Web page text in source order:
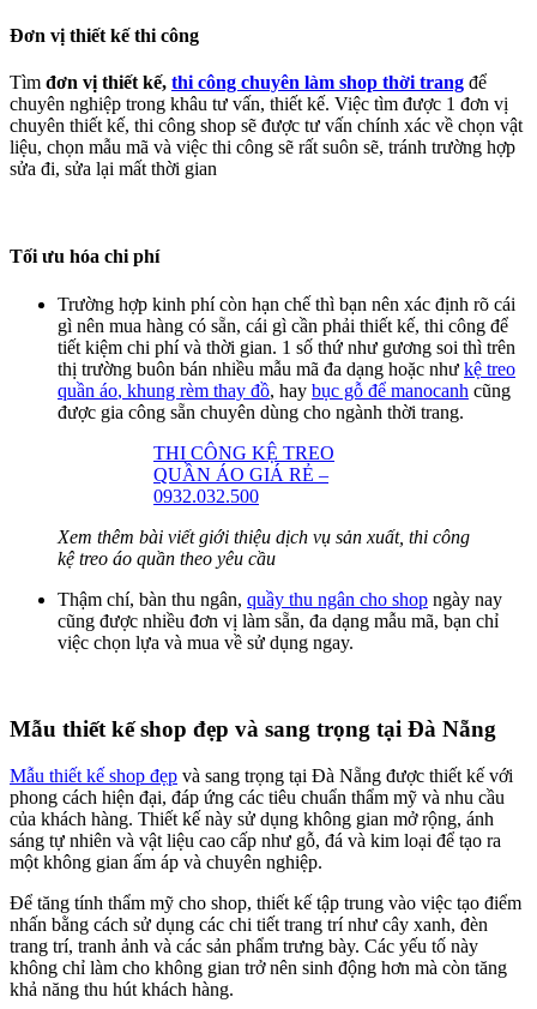
Đơn vị thiết kế thi công
Tìm đơn vị thiết kế, thi công chuyên làm shop thời trang để
chuyên nghiệp trong khâu tư vấn, thiết kế. Việc tìm được 1 đơn vị
chuyên thiết kế, thi công shop sẽ được tư vấn chính xác về chọn vật
liệu, chọn mẫu mã và việc thi công sẽ rất suôn sẽ, tránh trường hợp
sửa đi, sửa lại mất thời gian
Tối ưu hóa chi phí
Trường hợp kinh phí còn hạn chế thì bạn nên xác định rõ cái
gì nên mua hàng có sẵn, cái gì cần phải thiết kế, thi công để
tiết kiệm chi phí và thời gian. 1 số thứ như gương soi thì trên
thị trường buôn bán nhiều mẫu mã đa dạng hoặc như kệ treo
quần áo, khung rèm thay đồ, hay bục gỗ để manocanh cũng
được gia công sẵn chuyên dùng cho ngành thời trang.
THI CÔNG KỆ TREO
QUẦN ÁO GIÁ RẺ –
0932.032.500
Xem thêm bài viết giới thiệu dịch vụ sản xuất, thi công
kệ treo áo quần theo yêu cầu
Thậm chí, bàn thu ngân, quầy thu ngân cho shop ngày nay
cũng được nhiều đơn vị làm sẵn, đa dạng mẫu mã, bạn chỉ
việc chọn lựa và mua về sử dụng ngay.
Mẫu thiết kế shop đẹp và sang trọng tại Đà Nẵng
Mẫu thiết kế shop đẹp và sang trọng tại Đà Nẵng được thiết kế với
phong cách hiện đại, đáp ứng các tiêu chuẩn thẩm mỹ và nhu cầu
của khách hàng. Thiết kế này sử dụng không gian mở rộng, ánh
sáng tự nhiên và vật liệu cao cấp như gỗ, đá và kim loại để tạo ra
một không gian ấm áp và chuyên nghiệp.
Để tăng tính thẩm mỹ cho shop, thiết kế tập trung vào việc tạo điểm
nhấn bằng cách sử dụng các chi tiết trang trí như cây xanh, đèn
trang trí, tranh ảnh và các sản phẩm trưng bày. Các yếu tố này
không chỉ làm cho không gian trở nên sinh động hơn mà còn tăng
khả năng thu hút khách hàng.